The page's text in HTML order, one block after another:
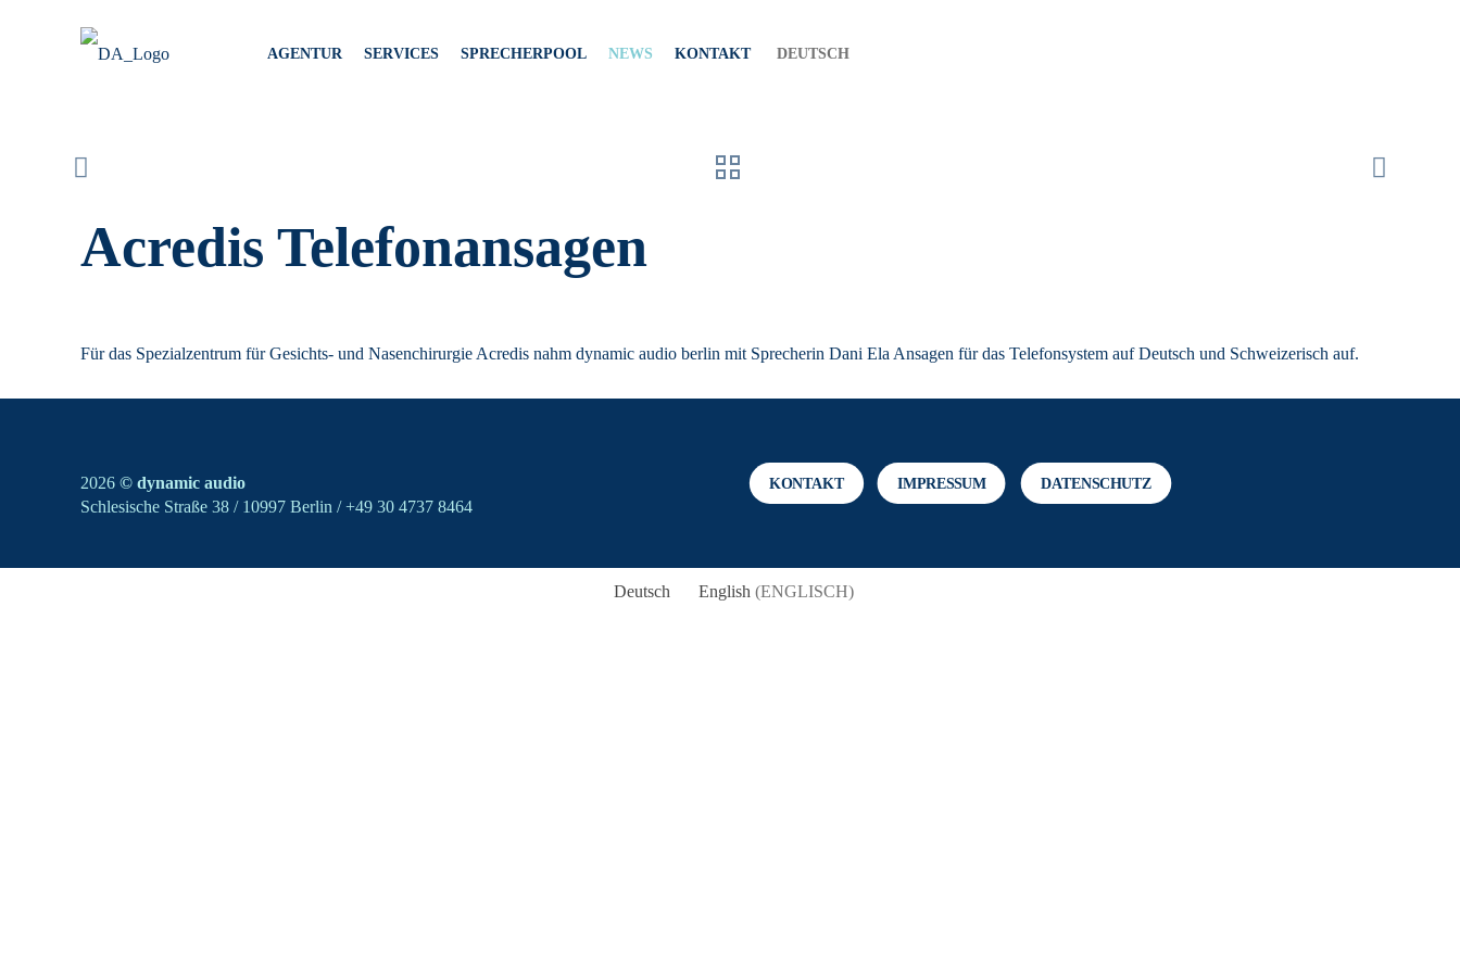
AGENTUR SERVICES SPRECHERPOOL NEWS KONTAKT DEUTSCH
Acredis Telefonansagen
Für das Spezialzentrum für Gesichts- und Nasenchirurgie Acredis nahm dynamic audio berlin mit Sprecherin Dani Ela Ansagen für das Telefonsystem auf Deutsch und Schweizerisch auf.
2026 © dynamic audio
Schlesische Straße 38 / 10997 Berlin / +49 30 4737 8464
KONTAKT IMPRESSUM DATENSCHUTZ
Deutsch English (ENGLISCH)